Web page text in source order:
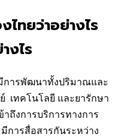
ทยว่าอย่างไร
งไร
การพัฒนาทั้งปริมาณและ
เทคโนโลยี และยารักษา
ถึงการบริการทางการ
การสื่อสารกันระหว่าง